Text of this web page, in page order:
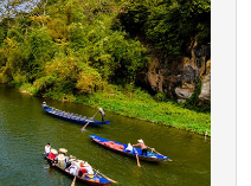
Quan
Nam
Cát
Tiên
2
Ngày